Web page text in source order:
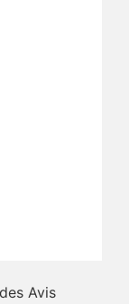
Avis